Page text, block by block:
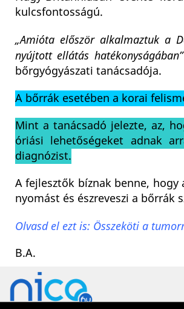
kulcsfontosságú.
„Amióta először alkalmaztuk a
nyújtott ellátás hatékonyságában”
bőrgyógyászati ​​tanácsadója.
A bőrrák esetében a korai
Mint a tanácsadó jelezte, az,
óriási lehetőségeket adnak
diagnózist.
A fejlesztők bíznak benne,
nyomást és észreveszi a
Olvasd el ezt is: Összeköti a
B.A.